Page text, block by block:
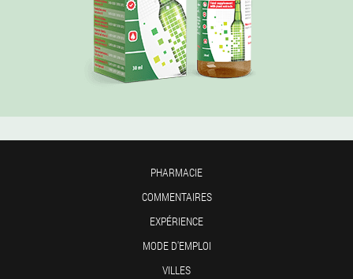
PHARMACIE
COMMENTAIRES
EXPÉRIENCE
MODE D'EMPLOI
VILLES